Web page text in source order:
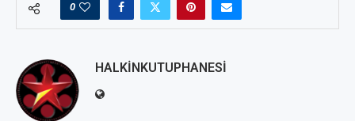
0
HALKINKUTUPHANESI